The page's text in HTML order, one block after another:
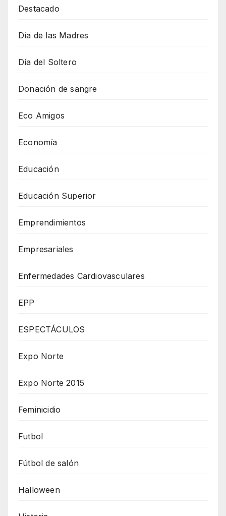
Destacado
Día de las Madres
Día del Soltero
Donación de sangre
Eco Amigos
Economía
Educación
Educación Superior
Emprendimientos
Empresariales
Enfermedades Cardiovasculares
EPP
ESPECTÁCULOS
Expo Norte
Expo Norte 2015
Feminicidio
Futbol
Fútbol de salón
Halloween